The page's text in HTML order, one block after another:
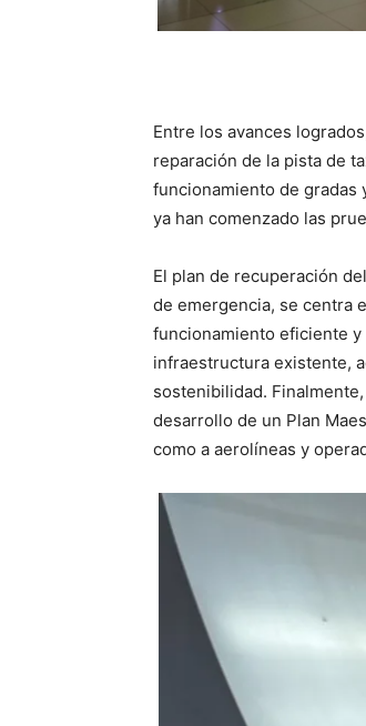
Entre los avances
reparación de la pista de
funcionamiento de gradas
ya han comenzado las
El plan de recuperación
de emergencia, se centra
funcionamiento eficiente y
infraestructura existente,
sostenibilidad.
desarrollo de un Plan
como a aerolíneas y